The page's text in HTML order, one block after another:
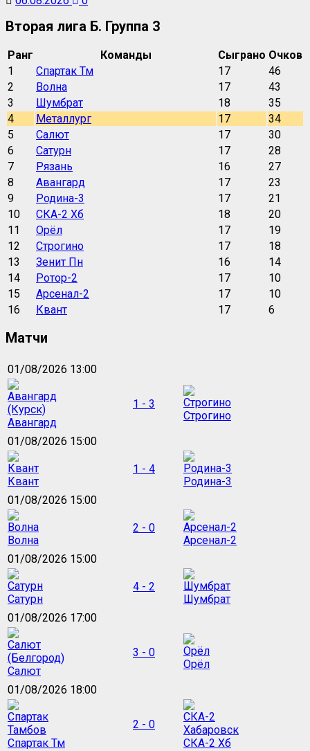
Вторая лига Б. Группа 3
Ранг Команды Сыграно Очков
1
Спартак Тм 17
46
2
Волна 17
43
3
Шумбрат 18
35
4
Металлург 17
34
5
Салют 17
30
6
Сатурн 17
28
7
Рязань 16
27
8
Авангард 17
23
9
Родина-3 17
21
10
СКА-2 Хб 18
20
11
Орёл 17
19
12
Строгино 17
18
13
Зенит Пн 16
14
14
Ротор-2 17
10
15
Арсенал-2 17
10
16
Квант 17 6
Матчи
01/08/2026 13:00
Авангард
1 - 3
Строгино
01/08/2026 15:00
Квант
1 - 4
Родина-3
01/08/2026 15:00
Волна
2 - 0
Арсенал-2
01/08/2026 15:00
Сатурн
4 - 2
Шумбрат
01/08/2026 17:00
Салют
3 - 0
Орёл
01/08/2026 18:00
Спартак Тм
2 - 0
СКА-2 Хб